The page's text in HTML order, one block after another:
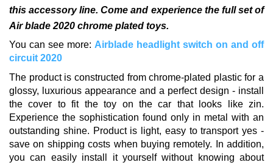
this accessory line.Come and experience the full set of
Air blade 2020 chrome plated toys.
You can see more: Airblade headlight switch on and off
circuit 2020
The product is constructed from chrome-plated plastic for a
glossy, luxurious appearance and a perfect design - install
the cover to fit the toy on the car that looks like zin.
Experience the sophistication found only in metal with an
outstanding shine. Product is light, easy to transport yes -
save on shipping costs when buying remotely.
In addition,
you can easily install it yourself without knowing about